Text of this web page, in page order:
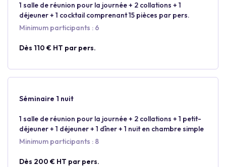
1 salle de réunion pour la journée + 2 collations + 1
déjeuner + 1 cocktail comprenant 15 pièces par pers.
Minimum participants : 6
Dès 110 € HT par pers.
Séminaire 1 nuit
1 salle de réunion pour la journée + 2 collations + 1 petit-
déjeuner + 1 déjeuner + 1 dîner + 1 nuit en chambre simple
Minimum participants : 8
Dès 200 € HT par pers.